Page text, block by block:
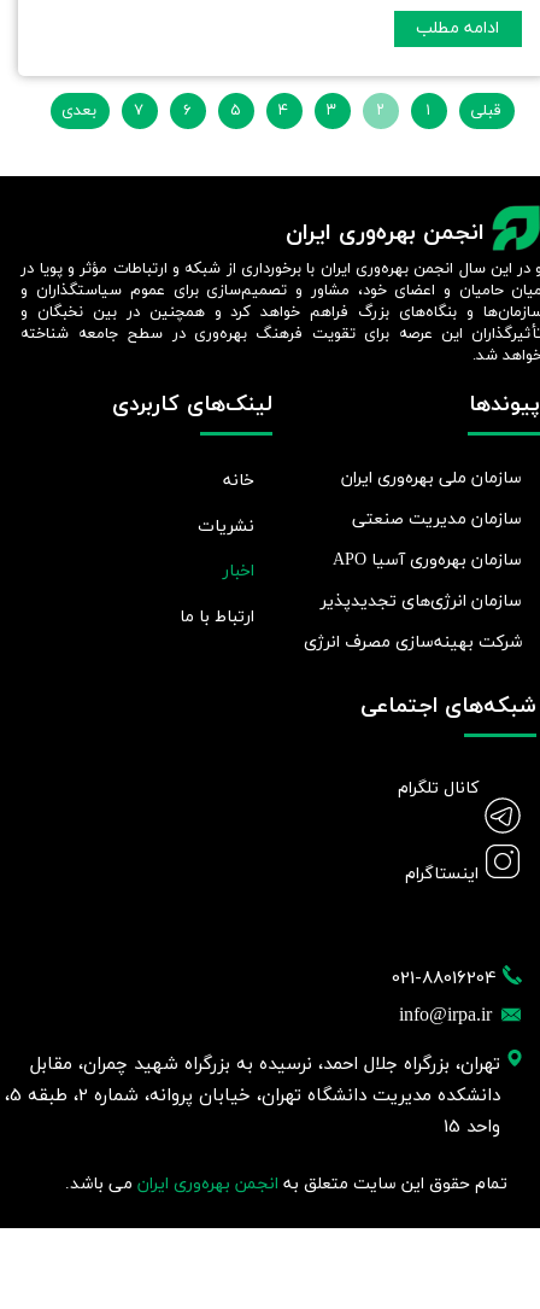
ادامه مطلب
قبلی ۱ ۲ ۳ ۴ ۵ ۶ ۷ بعدی
انجمن بهره‌وری ایران
021-88016204
info@irpa.ir
تهران، بزرگراه جلال احمد، نرسیده به بزرگراه شهید چمران، مقابل
دانشکده مدیریت دانشگاه تهران، خیابان پروانه، شماره 2، طبقه 5،
واحد 15
لینک‌های کاربردی
خانه
نشریات
اخبار
ارتباط با ما
پیوندها
سازمان ملی بهره‌وری ایران
سازمان مدیریت صنعتی
سازمان بهره‌وری آسیا APO
سازمان انرژی‌های تجدیدپذیر
شرکت بهينه‌سازی مصرف انرژی
شبکه‌های اجتماعی
کانال تلگرام
اینستاگرام
تمام حقوق این سایت متعلق به انجمن بهره‌وری ایران می باشد.
در این سال انجمن بهره‌وری ایران با برخورداری از شبکه و ارتباطات مؤثر و پویا در
حامیان و اعضای خود، مشاور و تصمیم‌سازی برای عموم سیاستگذاران و
و بنگاه‌های بزرگ فراهم خواهد کرد و همچنین در بین نخبگان و
این عرصه برای تقویت فرهنگ بهره‌وری در سطح جامعه شناخته
شد.​​​​​​​